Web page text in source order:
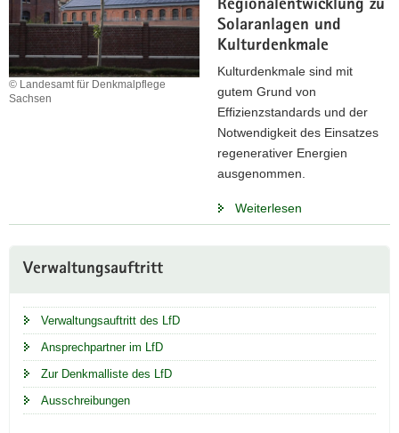
Regionalentwicklung zu
Solaranlagen und
Kulturdenkmale
© Landesamt für Denkmalpflege
Sachsen
Kulturdenkmale sind mit
gutem Grund von
Effizienzstandards und der
Notwendigkeit des Einsatzes
regenerativer Energien
ausgenommen.
Weiterlesen
Information
Verwaltungsauftritt
Verwaltungsauftritt des LfD
Ansprechpartner im LfD
Zur Denkmalliste des LfD
Ausschreibungen